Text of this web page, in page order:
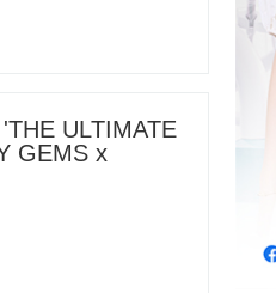
ULTIMATE
GEMS x